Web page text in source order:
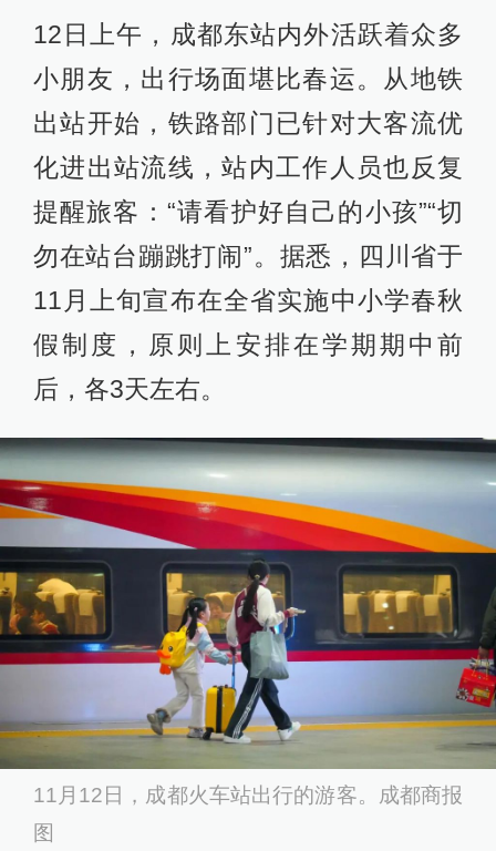
12日上午，成都东站内外活跃着众多
小朋友，出行场面堪比春运。从地铁
出站开始，铁路部门已针对大客流优
化进出站流线，站内工作人员也反复
提醒旅客：“请看护好自己的小孩”“切
勿在站台蹦跳打闹”。据悉，四川省于
11月上旬宣布在全省实施中小学春秋
假制度，原则上安排在学期期中前
后，各3天左右。
11月12日，成都火车站出行的游客。成都商报
图